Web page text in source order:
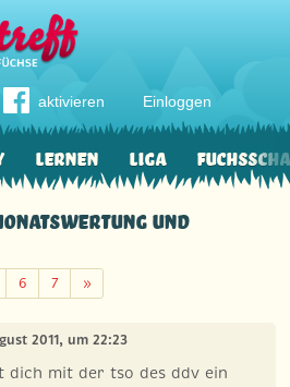
aktivieren Einloggen
Lernen Liga
und
6 7 »Weiter
2011, um 22:23
dich mit der tso des ddv ein